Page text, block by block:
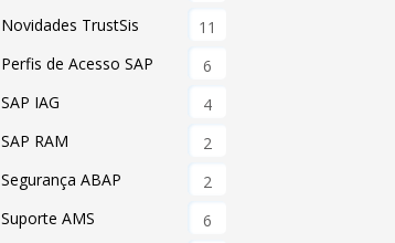
Novidades TrustSis
11
Perfis de Acesso SAP
6
SAP IAG
4
SAP RAM
2
Segurança ABAP
2
Suporte AMS
6